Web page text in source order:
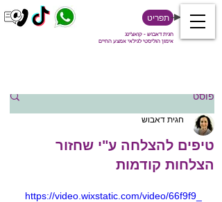
חגית דאבוש - קואצ'ינג
אימון הוליסטי לגילאי אמצע החיים
תפריט
פוסט
טיפים להצלחה ע"י שחזור
הצלחות קודמות
חגית דאבוש
https://video.wixstatic.com/video/66f9f9_